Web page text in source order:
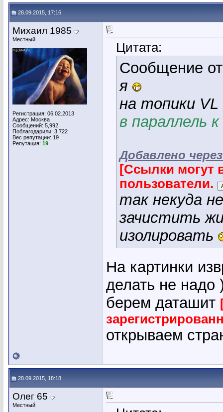
28.09.2015, 17:16
Михаил 1985
Местный
Регистрация: 06.02.2013
Адрес: Москва
Сообщений: 5,992
Поблагодарили: 3,722
Вес репутации: 19
Репутация: 19
Цитата:
Сообщение
я
на топики
в параллель
Добавлено
[Ссылки могут
пользователи.
так некуда
зачистить
изолировать
На картинки
делать не надо
берем даташит
открываем
28.09.2015, 18:18
Олег 65
Местный